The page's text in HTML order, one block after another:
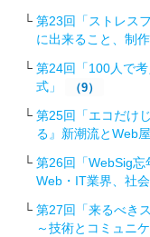
第23回「ストレス
に出来ること、制
第24回「100人で
式」
（9）
第25回「エコだけ
る』新潮流とWeb屋
第26回「WebSig
Web・IT業界、社
第27回「来るべき
～技術とコミュニ